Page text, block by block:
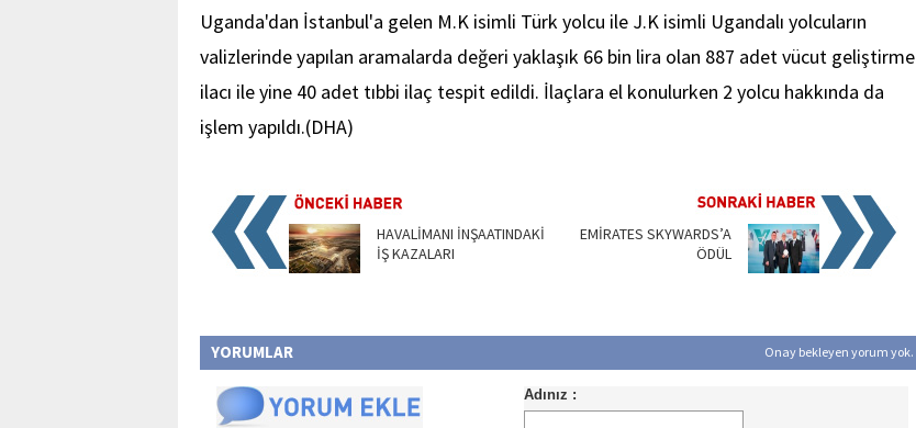
Uganda'dan İstanbul'a gelen M.K isimli Türk yolcu ile J.K isimli Ugandalı yolcuların
valizlerinde yapılan aramalarda değeri yaklaşık 66 bin lira olan 887 adet vücut geliştirme
ilacı ile yine 40 adet tıbbi ilaç tespit edildi. İlaçlara el konulurken 2 yolcu hakkında da
işlem yapıldı.(DHA)
HAVALİMANI İNŞAATINDAKİ
İŞ KAZALARI
EMİRATES SKYWARDS’A
ÖDÜL
YORUMLAR Onay bekleyen yorum yok.